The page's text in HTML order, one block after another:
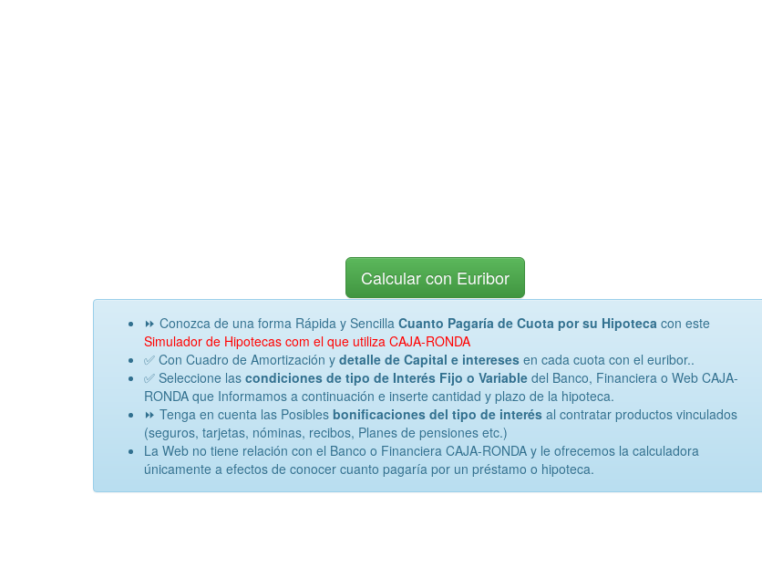
Calcular con Euribor
⏩ Conozca de una forma Rápida y Sencilla Cuanto Pagaría de Cuota por su Hipoteca con este
Simulador de Hipotecas com el que utiliza CAJA-RONDA
✅ Con Cuadro de Amortización y detalle de Capital e intereses en cada cuota con el euribor..
✅ Seleccione las condiciones de tipo de Interés Fijo o Variable del Banco, Financiera o Web CAJA-
RONDA que Informamos a continuación e inserte cantidad y plazo de la hipoteca.
⏩ Tenga en cuenta las Posibles bonificaciones del tipo de interés al contratar productos vinculados
(seguros, tarjetas, nóminas, recibos, Planes de pensiones etc.)
La Web no tiene relación con el Banco o Financiera CAJA-RONDA y le ofrecemos la calculadora
únicamente a efectos de conocer cuanto pagaría por un préstamo o hipoteca.